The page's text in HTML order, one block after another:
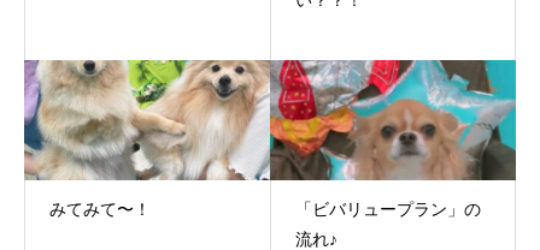
みてみて〜！
「ビバリュープラン」の
流れ♪